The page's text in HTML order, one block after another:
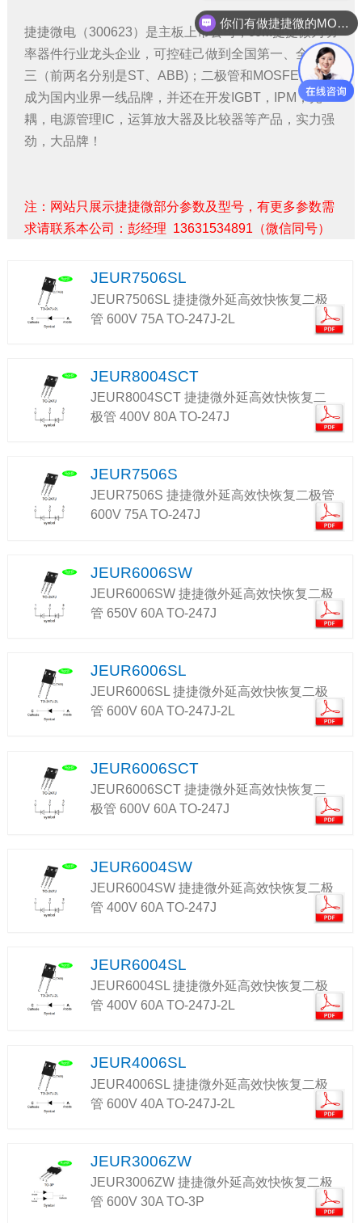
捷捷微电（300623）是主板上市公司，JJM捷捷微为功
率器件行业龙头企业，可控硅己做到全国第一、全球第
三（前两名分别是ST、ABB)；二极管和MOSFET都己
成为国内业界一线品牌，并还在开发IGBT，IPM，光
耦，电源管理IC，运算放大器及比较器等产品，实力强
劲，大品牌！
注：网站只展示捷捷微部分参数及型号，有更多参数需
求请联系本公司：彭经理 13631534891（微信同号）
JEUR7506SL
JEUR7506SL 捷捷微外延高效快恢复二极
管 600V 75A TO-247J-2L
JEUR8004SCT
JEUR8004SCT 捷捷微外延高效快恢复二
极管 400V 80A TO-247J
JEUR7506S
JEUR7506S 捷捷微外延高效快恢复二极管
600V 75A TO-247J
JEUR6006SW
JEUR6006SW 捷捷微外延高效快恢复二极
管 650V 60A TO-247J
JEUR6006SL
JEUR6006SL 捷捷微外延高效快恢复二极
管 600V 60A TO-247J-2L
JEUR6006SCT
JEUR6006SCT 捷捷微外延高效快恢复二
极管 600V 60A TO-247J
JEUR6004SW
JEUR6004SW 捷捷微外延高效快恢复二极
管 400V 60A TO-247J
JEUR6004SL
JEUR6004SL 捷捷微外延高效快恢复二极
管 400V 60A TO-247J-2L
JEUR4006SL
JEUR4006SL 捷捷微外延高效快恢复二极
管 600V 40A TO-247J-2L
JEUR3006ZW
JEUR3006ZW 捷捷微外延高效快恢复二极
管 600V 30A TO-3P